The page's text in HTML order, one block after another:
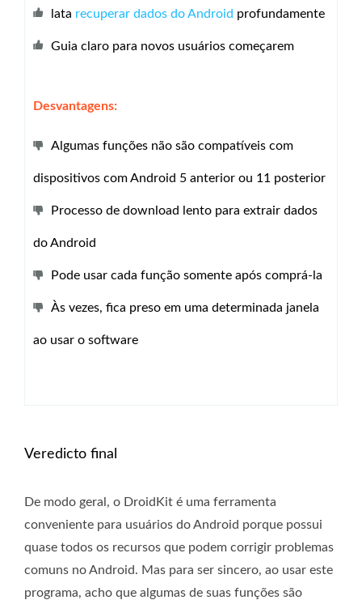
lata recuperar dados do Android profundamente
Guia claro para novos usuários começarem
Desvantagens:
Algumas funções não são compatíveis com
dispositivos com Android 5 anterior ou 11 posterior
Processo de download lento para extrair dados
do Android
Pode usar cada função somente após comprá-la
Às vezes, fica preso em uma determinada janela
ao usar o software
Veredicto final
De modo geral, o DroidKit é uma ferramenta
conveniente para usuários do Android porque possui
quase todos os recursos que podem corrigir problemas
comuns no Android. Mas para ser sincero, ao usar este
programa, acho que algumas de suas funções são